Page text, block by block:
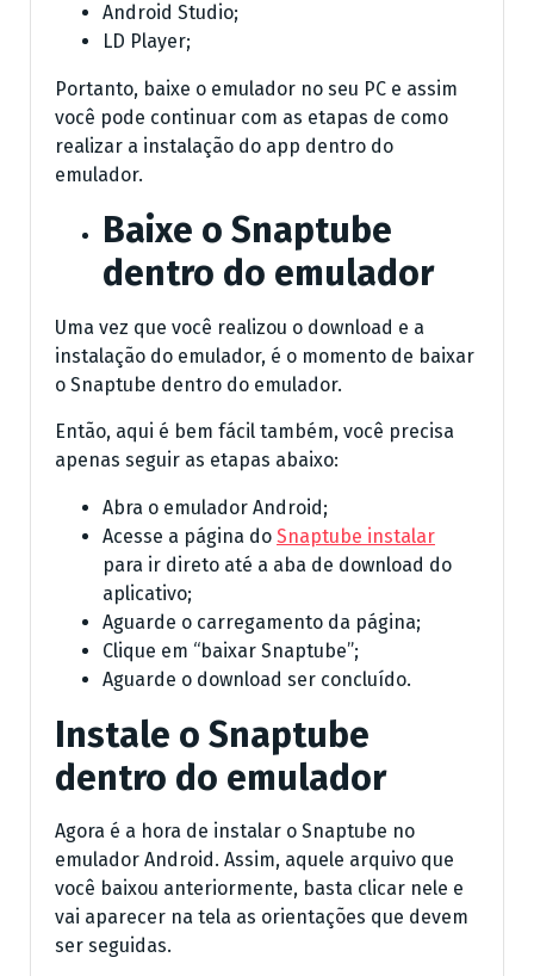
Android Studio;
LD Player;
Portanto, baixe o emulador no seu PC e assim
você pode continuar com as etapas de como
realizar a instalação do app dentro do
emulador.
Baixe o Snaptube
dentro do emulador
Uma vez que você realizou o download e a
instalação do emulador, é o momento de baixar
o Snaptube dentro do emulador.
Então, aqui é bem fácil também, você precisa
apenas seguir as etapas abaixo:
Abra o emulador Android;
Acesse a página do Snaptube instalar
para ir direto até a aba de download do
aplicativo;
Aguarde o carregamento da página;
Clique em “baixar Snaptube”;
Aguarde o download ser concluído.
Instale o Snaptube
dentro do emulador
Agora é a hora de instalar o Snaptube no
emulador Android. Assim, aquele arquivo que
você baixou anteriormente, basta clicar nele e
vai aparecer na tela as orientações que devem
ser seguidas.